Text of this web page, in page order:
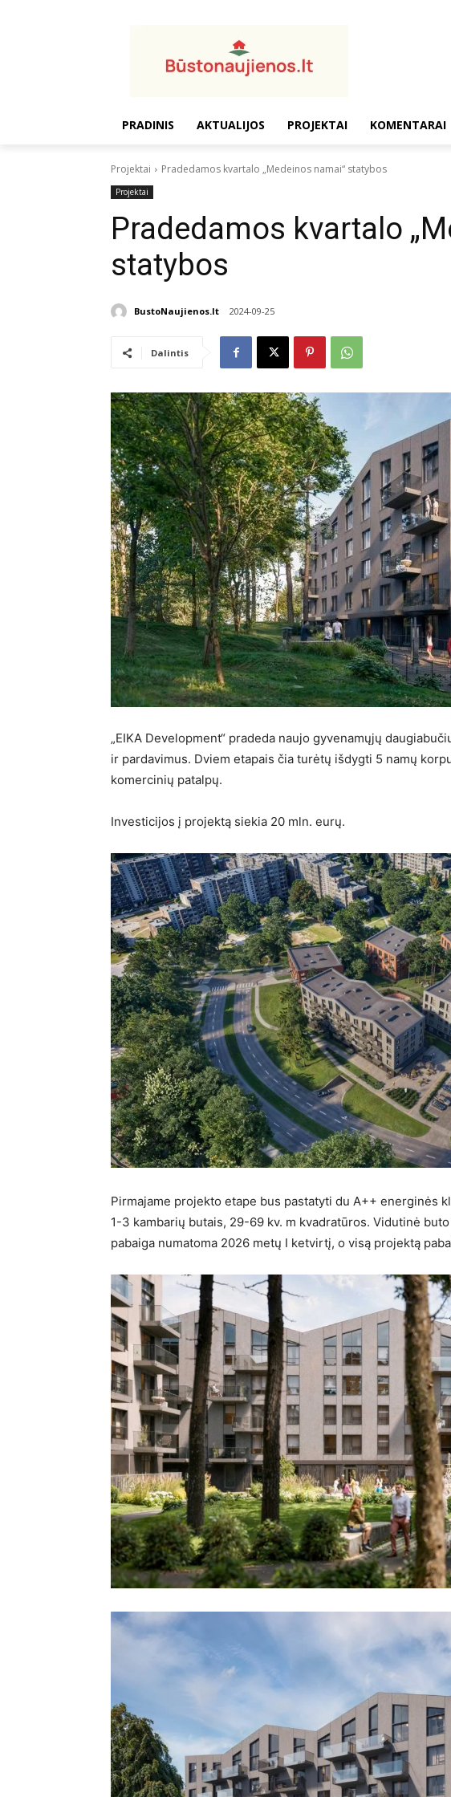
PRADINIS AKTUALIJOS PROJEKTAI KOMENTARAI
Projektai Pradedamos kvartalo „Medeinos namai“ statybos
Projektai
Pradedamos kvartalo
statybos
BustoNaujienos.lt 2024-09-25
Dalintis
„EIKA Development“ pradeda naujo gyvenamųjų
ir pardavimus. Dviem etapais čia turėtų išdygti 5 namų
komercinių patalpų.
Investicijos į projektą siekia 20 mln. eurų.
Pirmajame projekto etape bus pastatyti du A++ energinės
1-3 kambarių butais, 29-69 kv. m kvadratūros. Vidutinė
pabaiga numatoma 2026 metų I ketvirtį, o visą projektą